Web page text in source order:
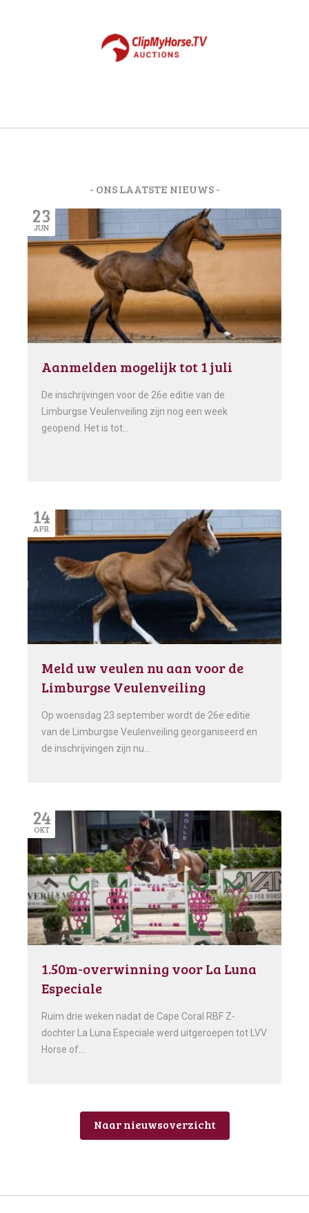
- ONS LAATSTE NIEUWS -
23
JUN
Aanmelden mogelijk tot 1 juli
De inschrijvingen voor de 26e editie van de
Limburgse Veulenveiling zijn nog een week
geopend. Het is tot…
14
APR
Meld uw veulen nu aan voor de
Limburgse Veulenveiling
Op woensdag 23 september wordt de 26e editie
van de Limburgse Veulenveiling georganiseerd en
de inschrijvingen zijn nu…
24
OKT
1.50m-overwinning voor La Luna
Especiale
Ruim drie weken nadat de Cape Coral RBF Z-
dochter La Luna Especiale werd uitgeroepen tot LVV
Horse of…
Naar nieuwsoverzicht